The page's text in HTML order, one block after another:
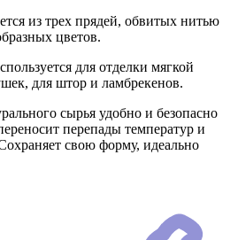
из трех прядей, обвитых нитью
цветов.
для отделки мягкой
для штор и ламбрекенов.
сырья удобно и безопасно
перепады температур и
свою форму, идеально